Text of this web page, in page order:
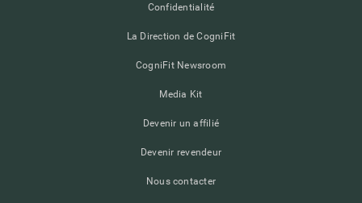
Confidentialité
La Direction de CogniFit
CogniFit Newsroom
Media Kit
Devenir un affilié
Devenir revendeur
Nous contacter